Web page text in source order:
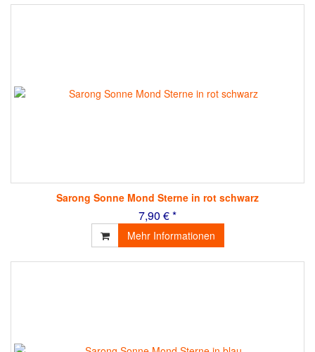
Sarong Sonne Mond Sterne in rot schwarz
7,90 € *
Mehr Informationen